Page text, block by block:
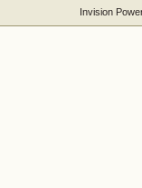
Invision